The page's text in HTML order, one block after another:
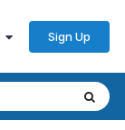
Sign Up